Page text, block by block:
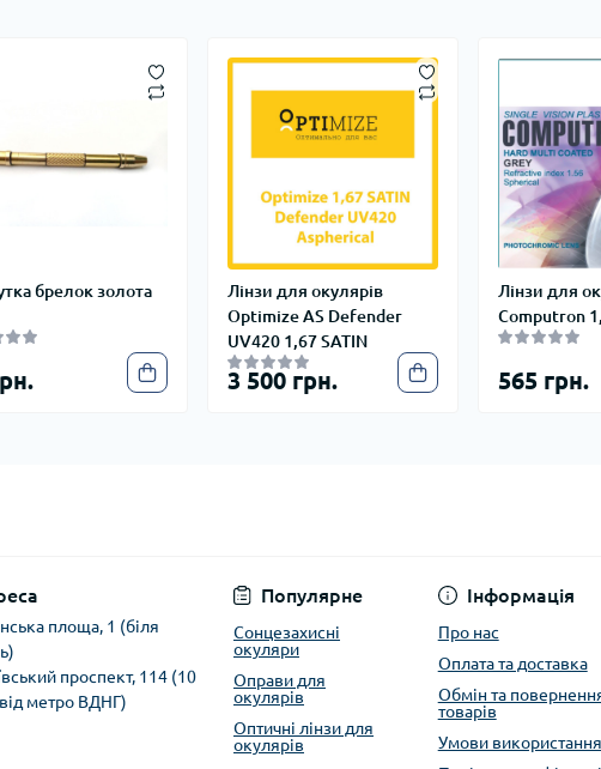
брелок золота
Лінзи для окулярів
Optimize AS Defender
UV420 1,67 SATIN
3 500 грн.
Лінзи для
Computron
565 грн.
площа, 1 (біля
проспект, 114 (10
метро ВДНГ)
Популярне
Сонцезахисні
окуляри
Оправи для
окулярів
Оптичні лінзи для
окулярів
Інформація
Про нас
Оплата та доставка
Обмін та
товарів
Умови використання